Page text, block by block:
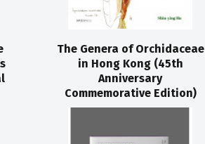
The Genera of Orchidaceae
in Hong Kong (45th
Anniversary
Commemorative Edition)